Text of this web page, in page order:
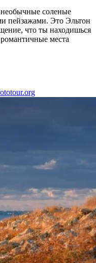
соленые
пейзажами. Это Эльтон
что ты находишься
места